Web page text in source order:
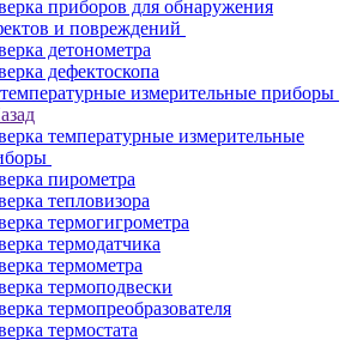
приборов для обнаружения
и повреждений
детонометра
дефектоскопа
измерительные приборы
температурные измерительные
пирометра
тепловизора
термогигрометра
термодатчика
термометра
термоподвески
термопреобразователя
термостата